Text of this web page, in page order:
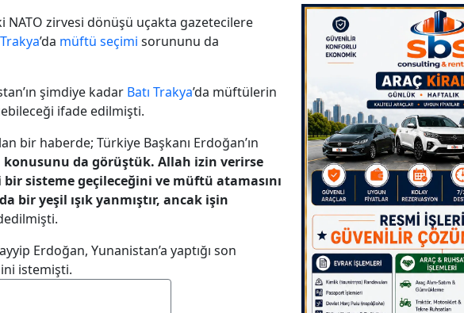
NATO zirvesi dönüşü uçakta gazetecilere
’da müftü seçimi sorununu da
şimdiye kadar Batı Trakya’da müftülerin
ifade edilmişti.
bir haberde; Türkiye Başkanı Erdoğan’ın
konusunu da görüştük. Allah izin verirse
sisteme geçileceğini ve müftü atamasını
bir yeşil ışık yanmıştır, ancak işin
Erdoğan, Yunanistan’a yaptığı son
istemişti.